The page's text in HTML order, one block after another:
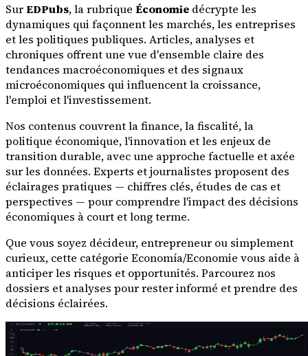
SurEDPubs, la rubrique Économie décrypte les
dynamiques qui façonnent les marchés, les entreprises
et les politiques publiques. Articles, analyses et
chroniques offrent une vue d'ensemble claire des
tendances macroéconomiques et des signaux
microéconomiques qui influencent la croissance,
l'emploi et l'investissement.
Nos contenus couvrent la finance, la fiscalité, la
politique économique, l'innovation et les enjeux de
transition durable, avec une approche factuelle et axée
sur les données. Experts et journalistes proposent des
éclairages pratiques — chiffres clés, études de cas et
perspectives — pour comprendre l'impact des décisions
économiques à court et long terme.
Que vous soyez décideur, entrepreneur ou simplement
curieux, cette catégorie Economía/Economie vous aide à
anticiper les risques et opportunités. Parcourez nos
dossiers et analyses pour rester informé et prendre des
décisions éclairées.